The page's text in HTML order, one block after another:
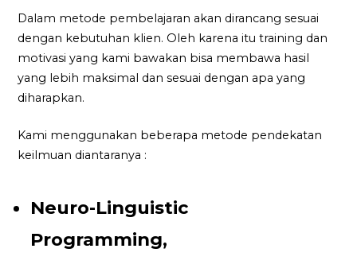
Dalam metode pembelajaran akan dirancang sesuai
dengan kebutuhan klien. Oleh karena itu training dan
motivasi yang kami bawakan bisa membawa hasil
yang lebih maksimal dan sesuai dengan apa yang
diharapkan.
Kami menggunakan beberapa metode pendekatan
keilmuan diantaranya :
Neuro-Linguistic
Programming,